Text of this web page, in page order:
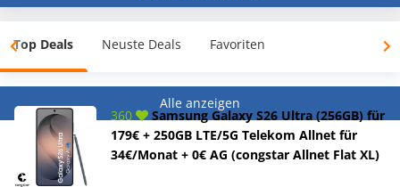
Top Deals Neuste Deals Favoriten
Alle anzeigen
360
Samsung Galaxy S26 Ultra (256GB) für
179€ + 250GB LTE/5G Telekom Allnet für
34€/Monat + 0€ AG (congstar Allnet Flat XL)